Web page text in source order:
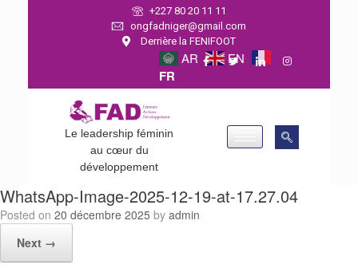
+227 80 20 11 11
ongfadniger@gmail.com
Derrière la FENIFOOT
AR EN
FR
Le leadership féminin
au cœur du
développement
WhatsApp-Image-2025-12-19-at-17.27.04
Posted on 20 décembre 2025 by admin
Next →